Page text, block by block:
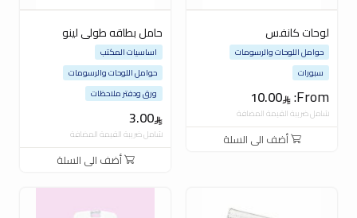
لوحات كانفس
From:
10.00
حوامل اللوحات والرسومات
سبورات
شامل ضريبة القيمة المضافة
أضف الى السلة
حامل بطاقه طولى لينو
3.00
اساسيات المكتب
حوامل اللوحات والرسومات
ورق ودفتر ملاحظات
شامل ضريبة القيمة المضافة
أضف الى السلة